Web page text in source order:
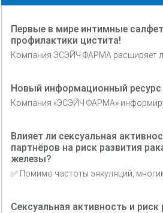
Первые в мире интимные
профилактики цистита!
Компания ЭСЭЙЧ ФАРМА расширяет
Новый информационный ресурс
Компания «ЭСЭЙЧ ФАРМА»
Влияет ли сексуальная
партнёров на риск развития
железы?
✅ Помимо частоты эякуляций,
Сексуальная активность и